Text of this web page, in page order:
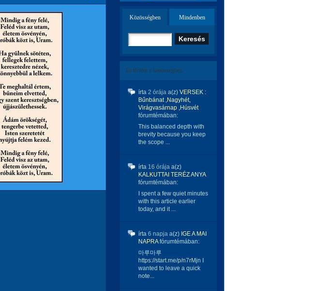
Közösségben Mindenben
Ez történt a közösségben:
írta 2 órája a(z) VERSEK :
Bűnbánat ,Nagyhét,
Virágvasárnap ,Húsvét
fórumtémában:
This balanced depth with
brevity because you keep
the scope ...
írta 16 órája a(z)
KALKUTTAI TERÉZ ANYA
fórumtémában:
I spent a few quiet minutes
with this article earlier
today, and it ...
írta 6 napja a(z) IGE A MAI
NAPRAfórumtémában:
마루마루
https://start.me/p/n7rMjn I
wanted to leave a quick
note...